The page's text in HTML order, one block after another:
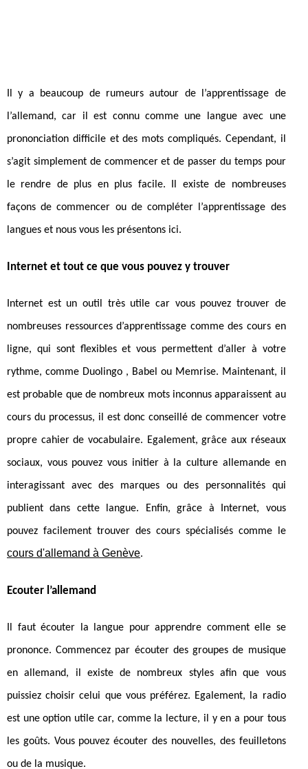
Il y a beaucoup de rumeurs autour de l’apprentissage de
l’allemand, car il est connu comme une langue avec une
prononciation difficile et des mots compliqués. Cependant, il
s’agit simplement de commencer et de passer du temps pour
le rendre de plus en plus facile. Il existe de nombreuses
façons de commencer ou de compléter l’apprentissage des
langues et nous vous les présentons ici.
Internet et tout ce que vous pouvez y trouver
Internet est un outil très utile car vous pouvez trouver de
nombreuses ressources d’apprentissage comme des cours en
ligne, qui sont flexibles et vous permettent d’aller à votre
rythme, comme Duolingo , Babel ou Memrise. Maintenant, il
est probable que de nombreux mots inconnus apparaissent au
cours du processus, il est donc conseillé de commencer votre
propre cahier de vocabulaire. Egalement, grâce aux réseaux
sociaux, vous pouvez vous initier à la culture allemande en
interagissant avec des marques ou des personnalités qui
publient dans cette langue. Enfin, grâce à Internet, vous
pouvez facilement trouver des cours spécialisés comme le
cours d'allemand à Genève.
Ecouter l’allemand
Il faut écouter la langue pour apprendre comment elle se
prononce. Commencez par écouter des groupes de musique
en allemand, il existe de nombreux styles afin que vous
puissiez choisir celui que vous préférez. Egalement, la radio
est une option utile car, comme la lecture, il y en a pour tous
les goûts. Vous pouvez écouter des nouvelles, des feuilletons
ou de la musique.